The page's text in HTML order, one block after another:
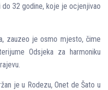
32 godine, koje je ocjenjivao
zauzeo je osmo mjesto, čime
Odsjeka za harmoniku
je u Rodezu, Onet de Šato u